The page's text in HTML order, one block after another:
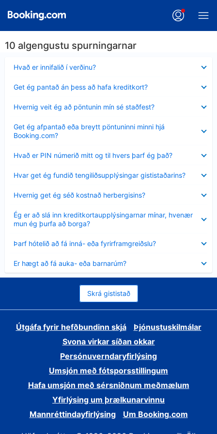
10 algengustu spurningarnar
Hvað er innifalið í verðinu?
sýnt
Get ég pantað án þess að hafa kreditkort?
sýnt
Hvernig veit ég að pöntunin mín sé staðfest?
sýnt
Get ég afpantað eða breytt pöntuninni minni hjá
Booking.com?
sýnt
Hvað er PIN númerið mitt og til hvers þarf ég það?
sýnt
Hvar get ég fundið tengiliðsupplýsingar gististaðarins?
sýnt
Hvernig get ég séð kostnað herbergisins?
sýnt
Ég er að slá inn kreditkortaupplýsingarnar mínar, hvenær
mun ég þurfa að borga?
Minna
sýnt
Þarf hótelið að fá inná- eða fyrirframgreiðslu?
sýnt
Er hægt að fá auka- eða barnarúm?
sýnt
Skrá gististað
Útgáfa fyrir hefðbundinn skjá
Þjónustuskilmálar
Svona virkar síðan okkar
Persónuverndaryfirlýsing
Umsjón með fótsporsstillingum
Hafa umsjón með sérsniðnum meðmælum
Yfirlýsing um þrælkunarvinnu
Mannréttindayfirlýsing
Um Booking.com